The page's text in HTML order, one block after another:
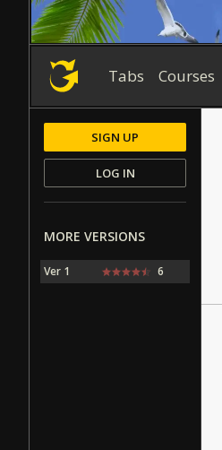
Tabs Courses
SIGN UP
LOG IN
MORE VERSIONS
Ver 1 6